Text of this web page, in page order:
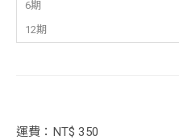
6期
12期
運費：NT$ 350